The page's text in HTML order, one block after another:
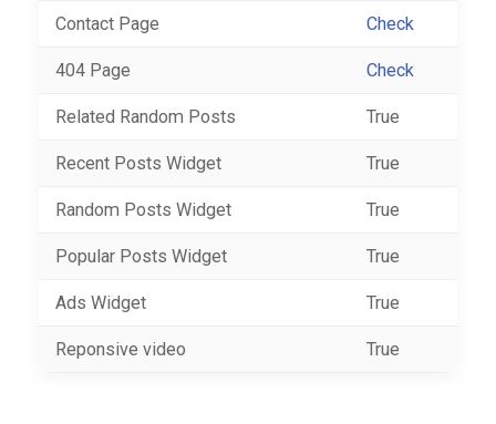
Contact Page Check
404 Page Check
Related Random Posts True
Recent Posts Widget True
Random Posts Widget True
Popular Posts Widget True
Ads Widget True
Reponsive video True